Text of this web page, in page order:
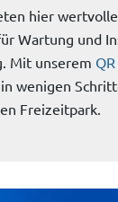
hier
Wartung und
Mit unserem
wenigen
Freizeitpark.